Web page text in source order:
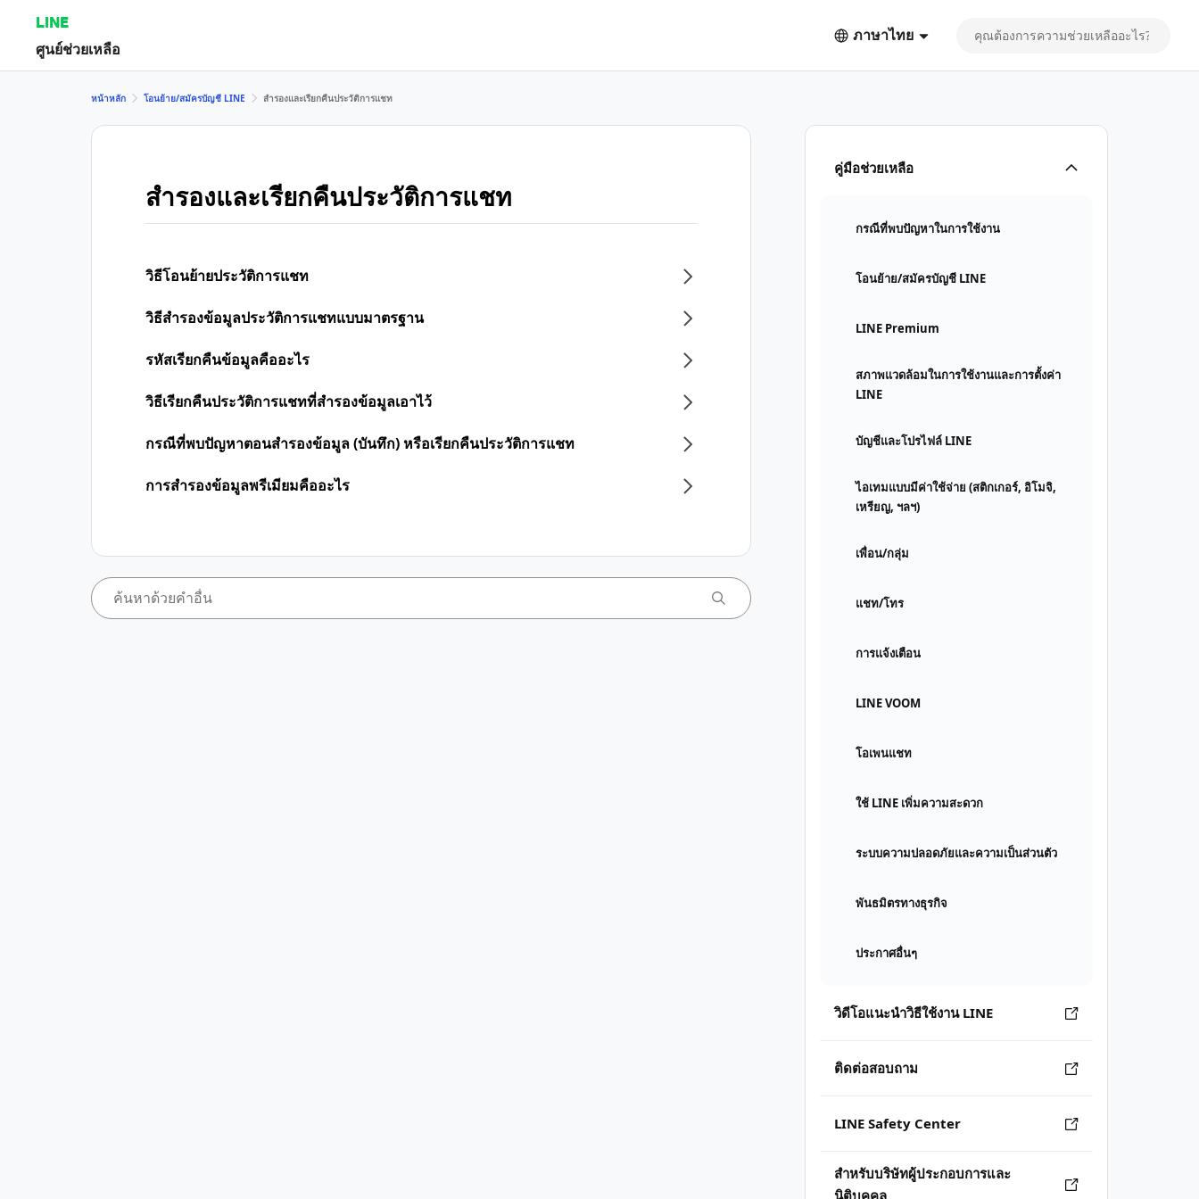
LINE
ศูนย์ช่วยเหลือ
ภาษาไทย
คู่มือช่วยเหลือ
กรณีที่พบปัญหาในการใช้งาน
โอนย้าย/สมัครบัญชี LINE
LINE Premium
สภาพแวดล้อมในการใช้งานและการตั้งค่า
LINE
บัญชีและโปรไฟล์ LINE
ไอเทมแบบมีค่าใช้จ่าย (สติกเกอร์, อิโมจิ,
เหรียญ, ฯลฯ)
เพื่อน/กลุ่ม
แชท/โทร
การแจ้งเตือน
LINE VOOM
โอเพนแชท
ใช้ LINE เพิ่มความสะดวก
ระบบความปลอดภัยและความเป็นส่วนตัว
พันธมิตรทางธุรกิจ
ประกาศอื่นๆ
วิดีโอแนะนำวิธีใช้งาน LINE
ติดต่อสอบถาม
LINE Safety Center
สำหรับบริษัทผู้ประกอบการและ
นิติบุคคล
หน้าหลัก โอนย้าย/สมัครบัญชี LINE สำรองและเรียกคืนประวัติการแชท
สำรองและเรียกคืนประวัติการแชท
วิธีโอนย้ายประวัติการแชท
วิธีสำรองข้อมูลประวัติการแชทแบบมาตรฐาน
รหัสเรียกคืนข้อมูลคืออะไร
วิธีเรียกคืนประวัติการแชทที่สำรองข้อมูลเอาไว้
กรณีที่พบปัญหาตอนสำรองข้อมูล (บันทึก) หรือเรียกคืนประวัติการแชท
การสำรองข้อมูลพรีเมียมคืออะไร